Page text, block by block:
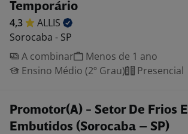
Temporário
4,3
ALLIS
Sorocaba - SP
A combinar
Menos de 1 ano
Ensino Médio (2º Grau)
Presencial
Promotor(A) - Setor De Frios E
Embutidos (Sorocaba – SP)